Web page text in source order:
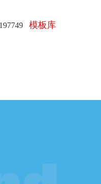
模板库